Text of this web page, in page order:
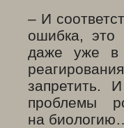
– И
ошибка, это
даже уже в
запретить.
проблемы
на